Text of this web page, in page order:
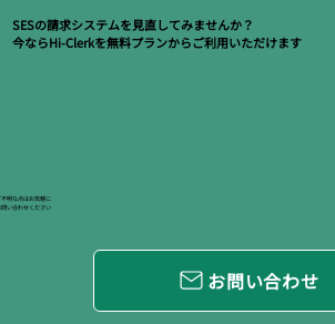
不明な点はお気軽に
問い合わせください
お問い合わせ
SESの請求システムを見直してみませんか？
今ならHi-Clerkを無料プランからご利用いただけます